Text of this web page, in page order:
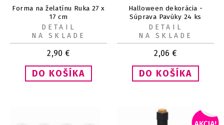
Forma na želatínu Ruka 27 x
17 cm
2,90 €
DETAIL
NA SKLADE
Halloween dekorácia -
Súprava Pavúky 24 ks
2,06 €
DETAIL
NA SKLADE